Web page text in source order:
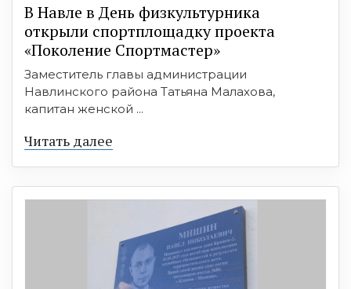
В Навле в День физкультурника
открыли спортплощадку проекта
«Поколение Спортмастер»
Заместитель главы администрации
Навлинского района Татьяна Малахова,
капитан женской ...
Читать далее